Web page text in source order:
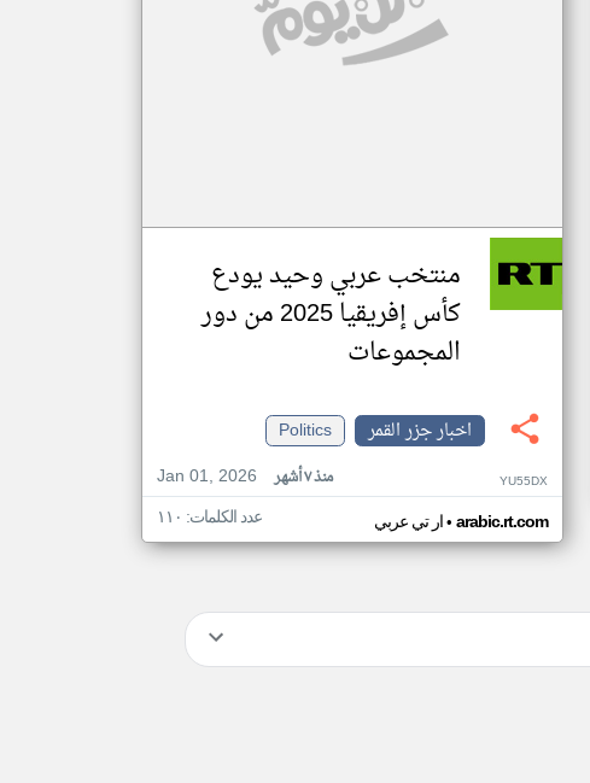
منتخب عربي وحيد يودع
كأس إفريقيا 2025 من دور
المجموعات
اخبار جزر القمر
Politics
Jan 01, 2026
منذ ٧ أشهر YU55DX
ار تي عربي• arabic.rt.com عدد الكلمات: ١١٠